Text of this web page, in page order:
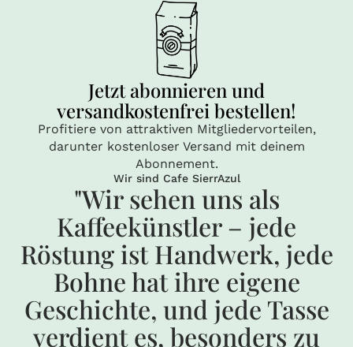
Jetzt abonnieren und
versandkostenfrei bestellen!
Profitiere von attraktiven Mitgliedervorteilen,
darunter kostenloser Versand mit deinem
Abonnement.
Wir sind Cafe SierrAzul
"Wir sehen uns als
Kaffeekünstler – jede
Röstung ist Handwerk, jede
Bohne hat ihre eigene
Geschichte, und jede Tasse
verdient es, besonders zu